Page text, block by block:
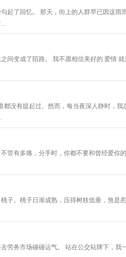
起了回忆。 那天，街上的人群早已因这雨
间变成了陌路。 我不愿相信美好的 爱情 就
没有提起过。然而，每当夜深人静时，我
管有多痛，分手时，你都不要和曾经爱你
子。桃子日渐成熟，压得树枝低垂，煞是惹
劳务市场碰碰运气。 站在公交站牌下，我